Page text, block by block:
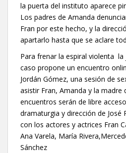
la puerta del instituto aparece
Los padres de Amanda
Fran por este hecho, y la
apartarlo hasta que se aclare
Para frenar la espiral violenta la
caso propone un encuentro
Jordán Gómez, una sesión de
asistir Fran, Amanda y la madre
encuentros serán de libre
dramaturgia y dirección de José
con los actores y actrices Fran
Ana Varela, María
Sánchez